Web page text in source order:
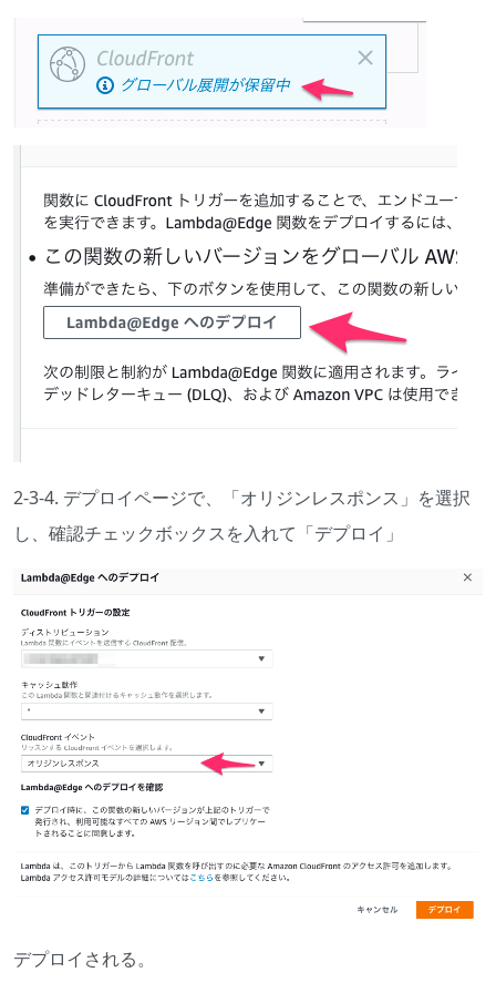
2-3-4. デプロイページで、「オリジンレスポンス」を選択
し、確認チェックボックスを入れて「デプロイ」
デプロイされる。